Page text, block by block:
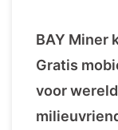
BAY Miner
Gratis
voor